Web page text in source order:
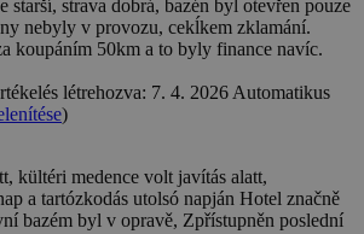
starší, strava dobrá, bazén byl otevřen pouze
nebyly v provozu, cekĺkem zklamání.
koupáním 50km a to byly finance navíc.
létrehozva: 7. 4. 2026Automatikus
)
kültéri medence volt javítás alatt,
a tartózkodás utolsó napján Hotel značně
bazém byl v opravě, Zpřístupněn poslední